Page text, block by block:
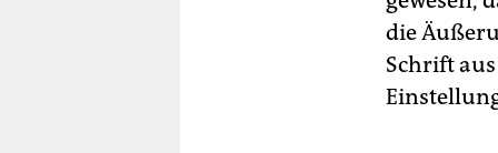
die
Schrift